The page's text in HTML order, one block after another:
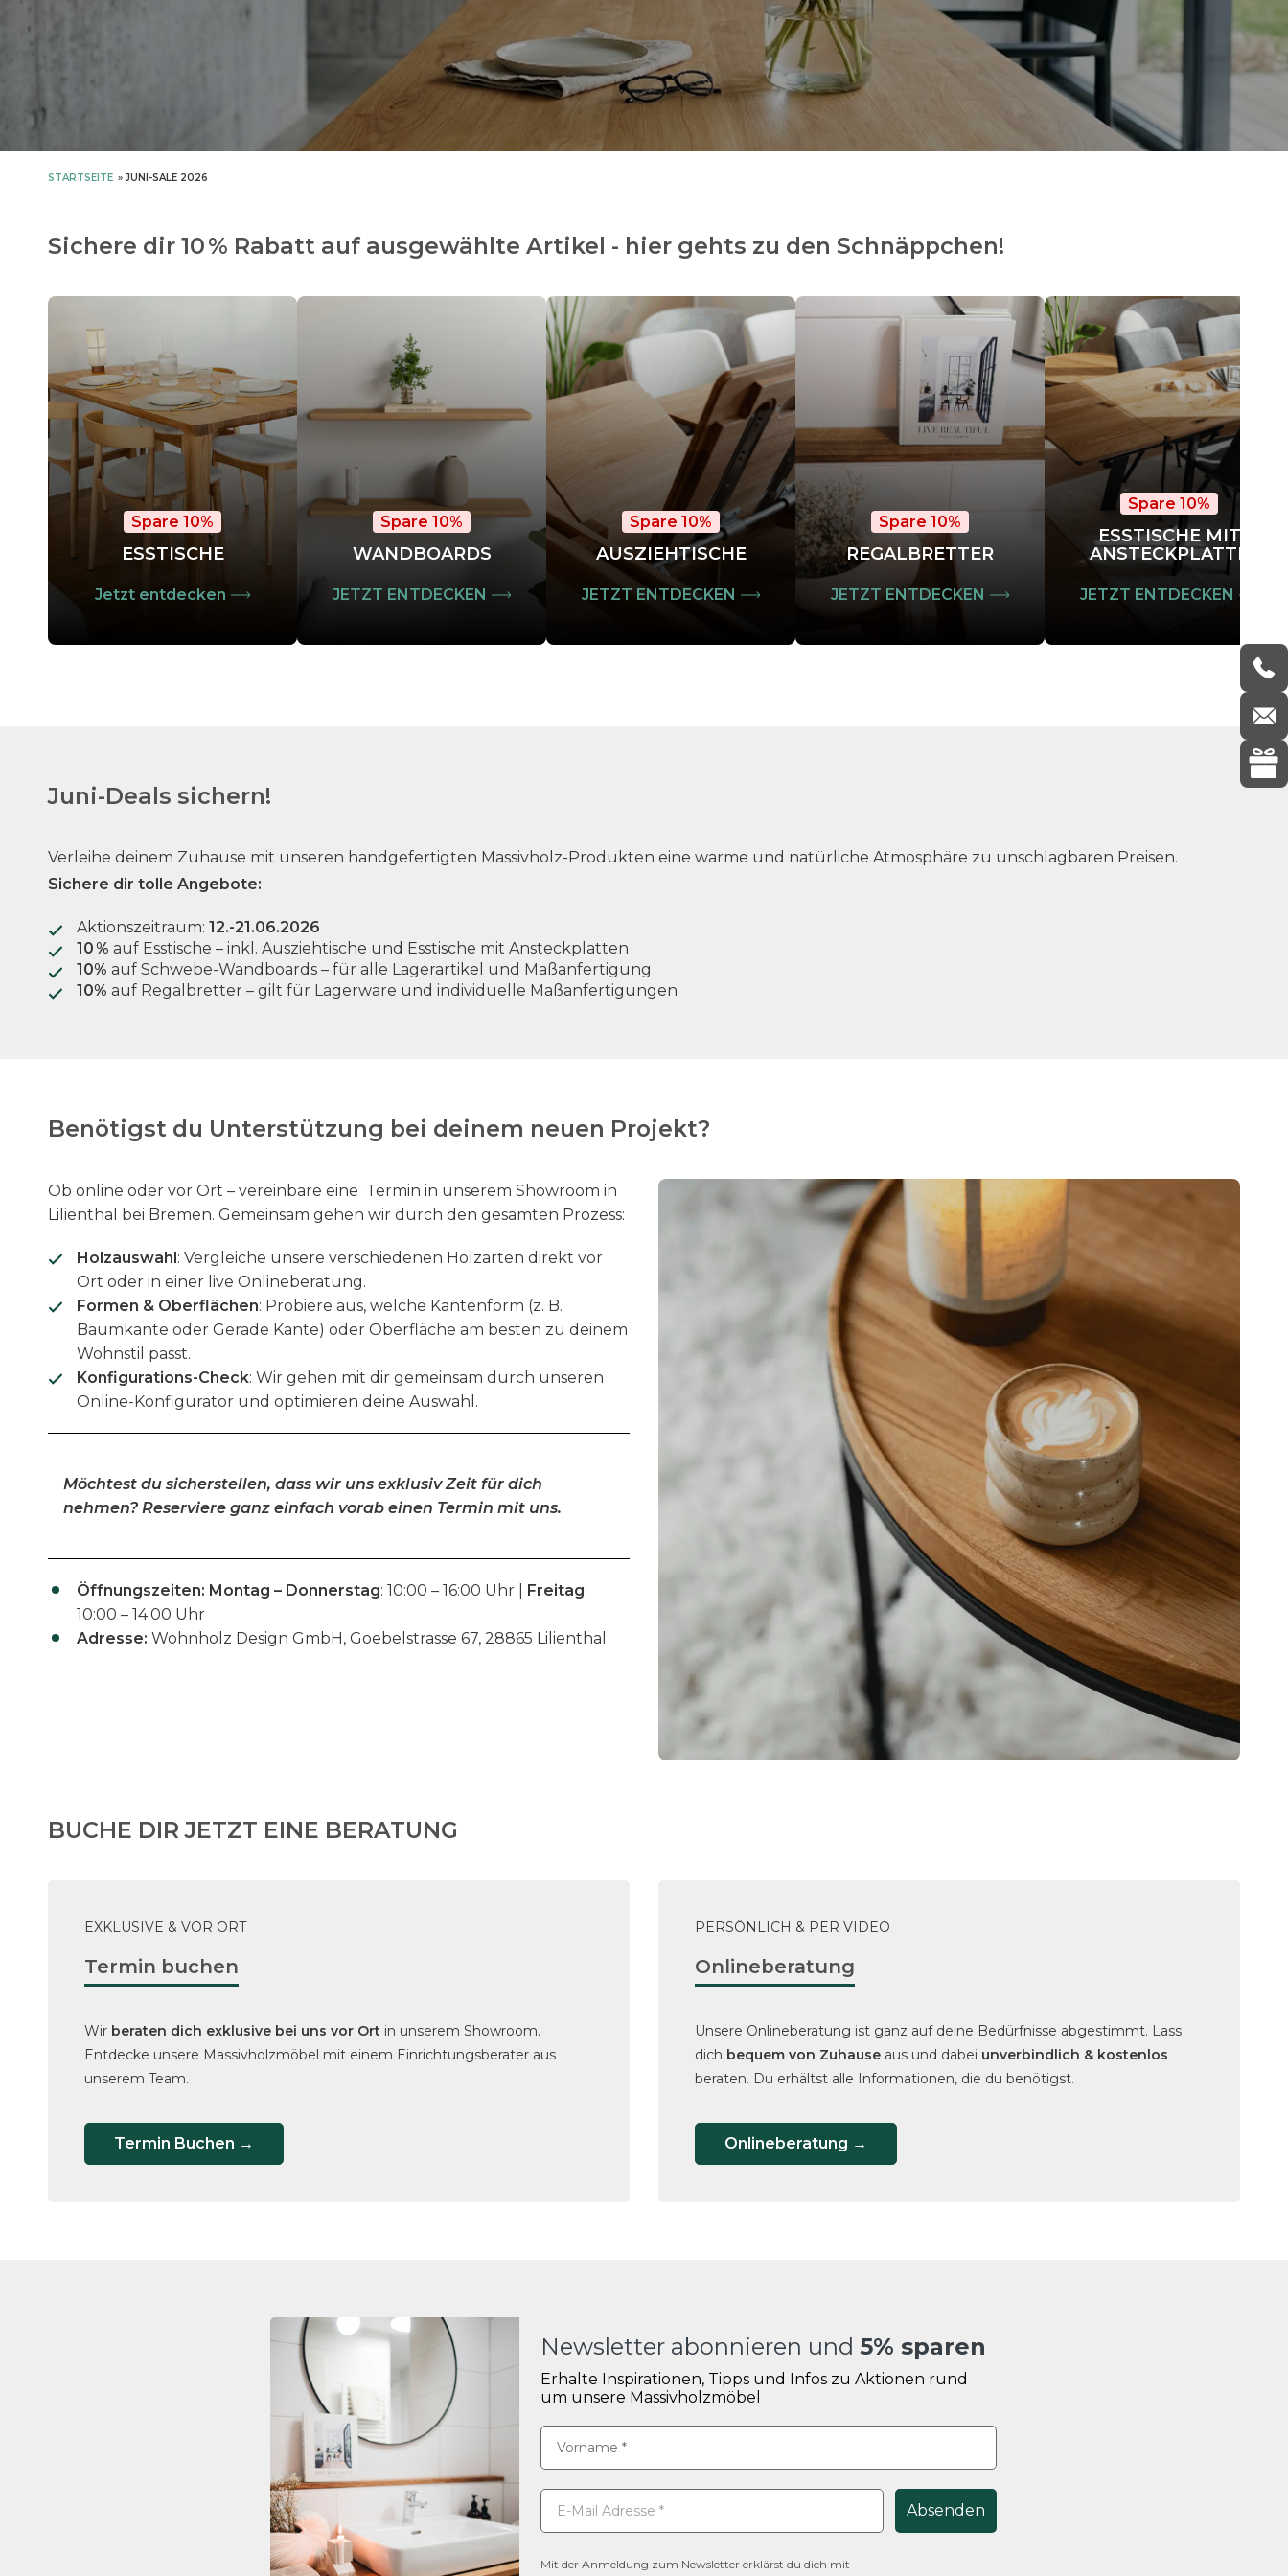
STARTSEITE »JUNI-SALE 2026
Sichere dir 10 % Rabatt auf ausgewählte Artikel - hier gehts zu den Schnäppchen!
Spare 10%
ESSTISCHE
Jetzt entdecken
Spare 10%
WANDBOARDS
JETZT ENTDECKEN
Spare 10%
AUSZIEHTISCHE
JETZT ENTDECKEN
Spare 10%
REGALBRETTER
JETZT ENTDECKEN
Spare 10%
ESSTISCHE MIT
ANSTECKPLATTE
JETZT ENTDECKEN
Juni-Deals sichern!
Verleihe deinem Zuhause mit unseren handgefertigten Massivholz-Produkten eine warme und natürliche Atmosphäre zu unschlagbaren Preisen.
Sichere dir tolle Angebote:
Aktionszeitraum: 12.-21.06.2026
10 % auf Esstische – inkl. Ausziehtische und Esstische mit Ansteckplatten
10% auf Schwebe-Wandboards – für alle Lagerartikel und Maßanfertigung
10% auf Regalbretter – gilt für Lagerware und individuelle Maßanfertigungen
Benötigst du Unterstützung bei deinem neuen Projekt?
Ob online oder vor Ort – vereinbare eine Termin in unserem Showroom in
Lilienthal bei Bremen. Gemeinsam gehen wir durch den gesamten Prozess:
Holzauswahl: Vergleiche unsere verschiedenen Holzarten direkt vor
Ort oder in einer live Onlineberatung.
Formen & Oberflächen: Probiere aus, welche Kantenform (z. B.
Baumkante oder Gerade Kante) oder Oberfläche am besten zu deinem
Wohnstil passt.
Konfigurations-Check: Wir gehen mit dir gemeinsam durch unseren
Online-Konfigurator und optimieren deine Auswahl.
Möchtest du sicherstellen, dass wir uns exklusiv Zeit für dich
nehmen? Reserviere ganz einfach vorab einen Termin mit uns.
Öffnungszeiten: Montag – Donnerstag: 10:00 – 16:00 Uhr | Freitag:
10:00 – 14:00 Uhr
Adresse: Wohnholz Design GmbH, Goebelstrasse 67, 28865 Lilienthal
BUCHE DIR JETZT EINE BERATUNG
EXKLUSIVE & VOR ORT
Termin buchen
Wir beraten dich exklusive bei uns vor Ort in unserem Showroom.
Entdecke unsere Massivholzmöbel mit einem Einrichtungsberater aus
unserem Team.
Termin Buchen →
PERSÖNLICH & PER VIDEO
Onlineberatung
Unsere Onlineberatung ist ganz auf deine Bedürfnisse abgestimmt. Lass
dich bequem von Zuhause aus und dabei unverbindlich & kostenlos
beraten. Du erhältst alle Informationen, die du benötigst.
Onlineberatung →
Newsletter abonnieren und 5% sparen
Erhalte Inspirationen, Tipps und Infos zu Aktionen rund
um unsere Massivholzmöbel
Absenden
Mit der Anmeldung zum Newsletter erklärst du dich mit